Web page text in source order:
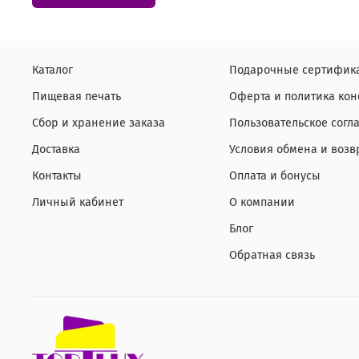
Каталог
Пищевая печать
Сбор и хранение заказа
Доставка
Контакты
Личный кабинет
Подарочные
Оферта и политика
Пользовательское
Условия обмена и
Оплата и бонусы
О компании
Блог
Обратная связь